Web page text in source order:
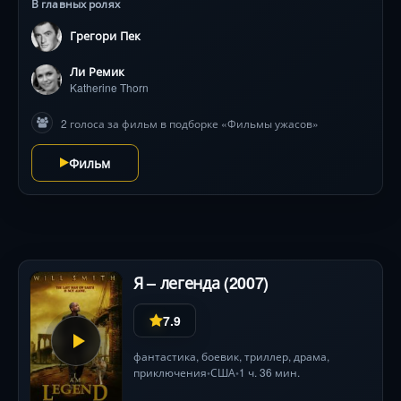
тревожных в истории кино .
В главных ролях
Грегори Пек
Ли Ремик
Katherine Thorn
2 голоса за фильм в подборке «Фильмы ужасов»
Фильм
Я – легенда (2007)
7.9
фантастика, боевик, триллер, драма,
приключения•США•1 ч. 36 мин.